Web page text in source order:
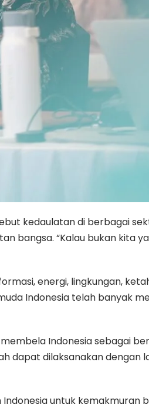
kedaulatan di berbagai
bangsa. “Kalau bukan kita
energi, lingkungan,
Indonesia telah banyak
Indonesia sebagai
dapat dilaksanakan dengan
untuk kemakmuran